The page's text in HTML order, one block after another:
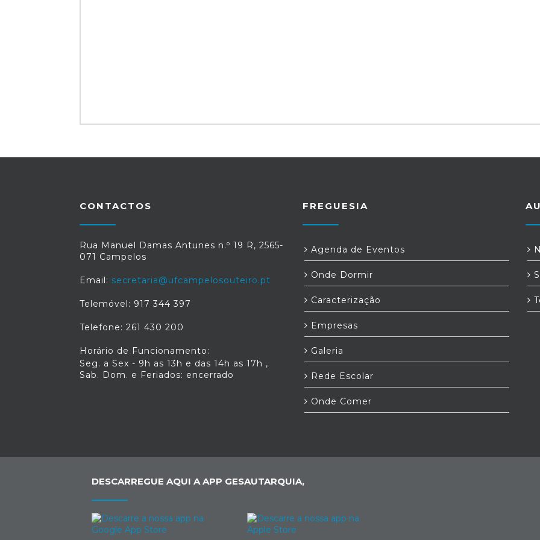
CONTACTOS
Rua Manuel Damas Antunes n.º 19 R, 2565-
071 Campelos
Email: secretaria@ufcampelosouteiro.pt
Telemóvel: 917 344 397
Telefone: 261 430 200
Horário de Funcionamento:
Seg. a Sex - 9h as 13h e das 14h as 17h ,
Sab. Dom. e Feriados: encerrado
FREGUESIA
Agenda de Eventos
Onde Dormir
Caracterização
Empresas
Galeria
Rede Escolar
Onde Comer
DESCARREGUE AQUI A APP GESAUTARQUIA,